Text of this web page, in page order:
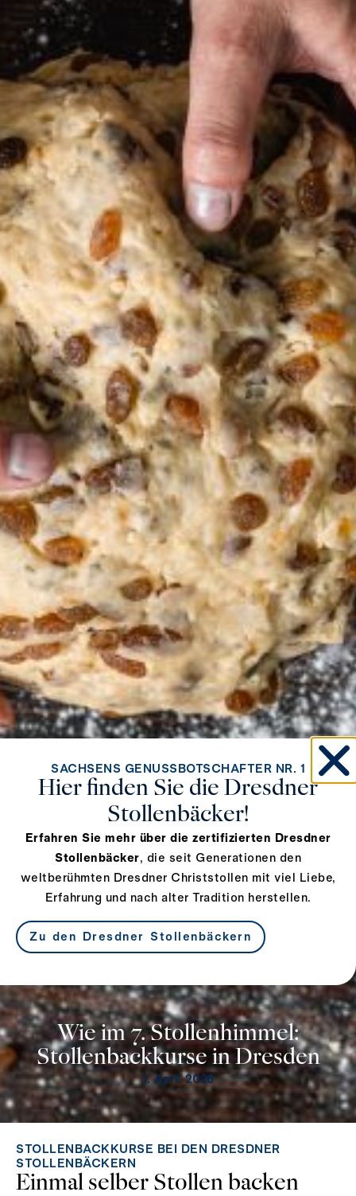
Wie im 7. Stollenhimmel:
Stollenbackkurse in Dresden
1. April 2026
STOLLENBACKKURSE BEI DEN DRESDNER
STOLLENBÄCKERN
Einmal selber Stollen backen
SACHSENS GENUSSBOTSCHAFTER NR. 1
Hier finden Sie die Dresdner
Stollenbäcker!
Erfahren Sie mehr über die zertifizierten Dresdner
Stollenbäcker, die seit Generationen den
weltberühmten Dresdner Christstollen mit viel Liebe,
Erfahrung und nach alter Tradition herstellen.
Zu den Dresdner Stollenbäckern